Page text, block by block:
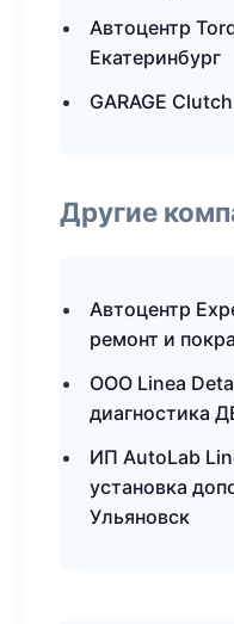
Автоцентр
Екатеринбург
GARAGE
Другие
Автоцентр
ремонт и
ООО Linea
диагностика
ИП AutoLab
установка
Ульяновск